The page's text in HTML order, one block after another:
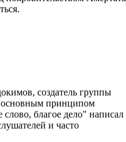
создатель группы
основным принципом
слово, благое дело" написал
и часто